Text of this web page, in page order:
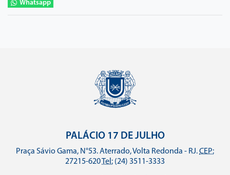
Whatsapp
PALÁCIO 17 DE JULHO
Praça Sávio Gama, N°53. Aterrado, Volta Redonda - RJ.CEP:
27215-620Tel: (24) 3511-3333